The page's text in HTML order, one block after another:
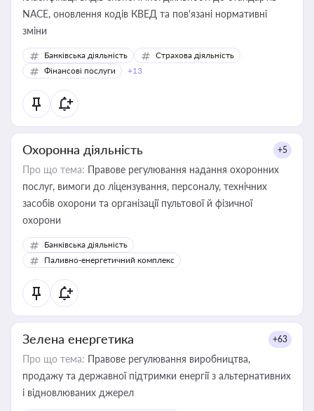
NACE, оновлення кодів КВЕД та пов'язані нормативні
зміни
Банківська діяльність
Страхова діяльність
Фінансові послуги
+13
Охоронна діяльність +5
Про що тема: Правове регулювання надання охоронних
послуг, вимоги до ліцензування, персоналу, технічних
засобів охорони та організації пультової й фізичної
охорони
Банківська діяльність
Паливно-енергетичний комплекс
Зелена енергетика +63
Про що тема: Правове регулювання виробництва,
продажу та державної підтримки енергії з альтернативних
і відновлюваних джерел